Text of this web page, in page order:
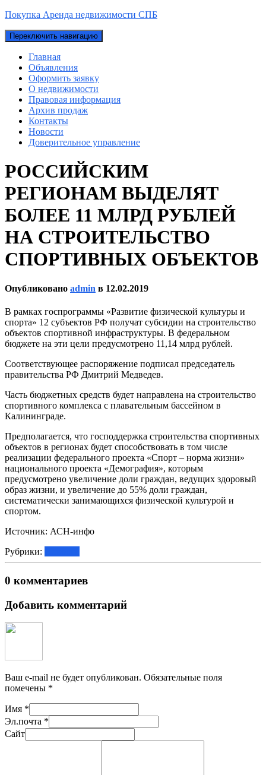
Покупка Аренда недвижимости СПБ
Переключить навигацию
Главная
Объявления
Оформить заявку
О недвижимости
Правовая информация
Архив продаж
Контакты
Новости
Доверительное управление
РОССИЙСКИМ
РЕГИОНАМ ВЫДЕЛЯТ
БОЛЕЕ 11 МЛРД РУБЛЕЙ
НА СТРОИТЕЛЬСТВО
СПОРТИВНЫХ ОБЪЕКТОВ
Опубликовано admin в 12.02.2019
В рамках госпрограммы «Развитие физической культуры и
спорта» 12 субъектов РФ получат субсидии на строительство
объектов спортивной инфраструктуры. В федеральном
бюджете на эти цели предусмотрено 11,14 млрд рублей.
Соответствующее распоряжение подписал председатель
правительства РФ Дмитрий Медведев.
Часть бюджетных средств будет направлена на строительство
спортивного комплекса с плавательным бассейном в
Калининграде.
Предполагается, что господдержка строительства спортивных
объектов в регионах будет способствовать в том числе
реализации федерального проекта «Спорт – норма жизни»
национального проекта «Демография», которым
предусмотрено увеличение доли граждан, ведущих здоровый
образ жизни, и увеличение до 55% доли граждан,
систематически занимающихся физической культурой и
спортом.
Источник: АСН-инфо
Рубрики:
0 комментариев
Добавить комментарий
Ваш e-mail не будет опубликован. Обязательные поля
помечены *
Имя *
Эл.почта *
Сайт